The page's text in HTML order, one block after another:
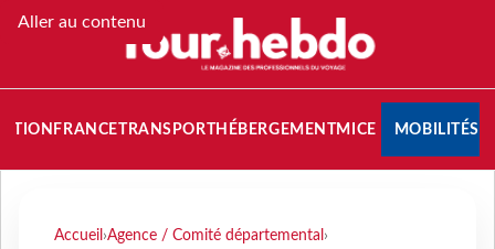
Aller au contenu
FRANCETRANSPORT HÉBERGEMENTMICE MOBILITÉS
Accueil ›Agence / Comité départemental ›